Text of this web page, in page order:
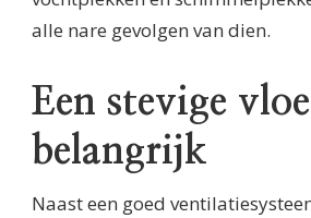
alle nare gevolgen van dien.
Een stevige
belangrijk
Naast een goed